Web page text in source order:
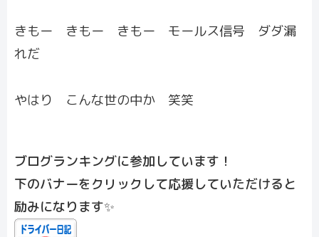
きもー きもー きもー モールス信号 ダダ漏
れだ
やはり こんな世の中か 笑笑
ブログランキングに参加しています！
下のバナーをクリックして応援していただけると
励みになります✨